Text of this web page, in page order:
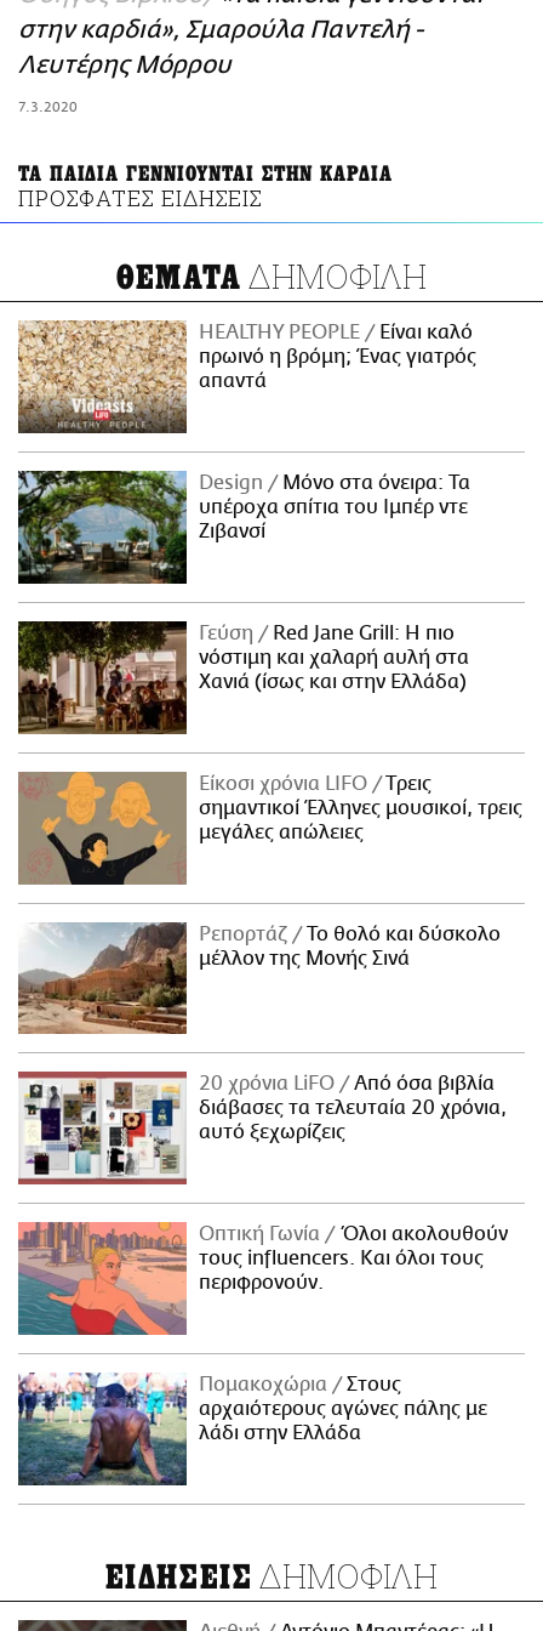
ΑΜΠΑ
PRINT
στην καρδιά», Σμαρούλα Παντελή -
Λευτέρης Μόρρου
7.3.2020
ΤΑ ΠΑΙΔΙΑ ΓΕΝΝΙΟΥΝΤΑΙ ΣΤΗΝ ΚΑΡΔΙΑ
ΠΡΟΣΦΑΤΕΣ ΕΙΔΗΣΕΙΣ
ΘΕΜΑΤΑ ΔΗΜΟΦΙΛΗ
HEALTHY PEOPLE
Είναι καλό
πρωινό η βρόμη; Ένας γιατρός
απαντά
Design
Μόνο στα όνειρα: Τα
υπέροχα σπίτια του Ιμπέρ ντε
Ζιβανσί
Γεύση
Red Jane Grill: Η πιο
νόστιμη και χαλαρή αυλή στα
Χανιά (ίσως και στην Ελλάδα)
Είκοσι χρόνια LIFO
Tρεις
σημαντικοί Έλληνες μουσικοί, τρεις
μεγάλες απώλειες
Ρεπορτάζ
Το θολό και δύσκολο
μέλλον της Μονής Σινά
20 χρόνια LiFO
Από όσα βιβλία
διάβασες τα τελευταία 20 χρόνια,
αυτό ξεχωρίζεις
Οπτική Γωνία
Όλοι ακολουθούν
τους influencers. Και όλοι τους
περιφρονούν.
Πομακοχώρια
Στους
αρχαιότερους αγώνες πάλης με
λάδι στην Ελλάδα
ΕΙΔΗΣΕΙΣ ΔΗΜΟΦΙΛΗ